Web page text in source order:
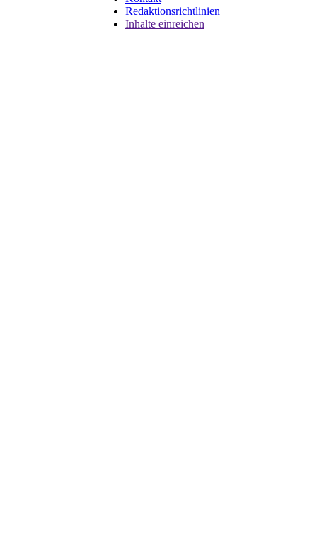
Redaktionsrichtlinien
Inhalte einreichen